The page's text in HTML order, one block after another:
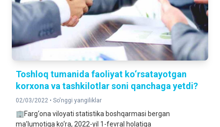
Toshloq tumanida faoliyat ko‘rsatayotgan
korxona va tashkilotlar soni qanchaga yetdi?
02/03/2022 • So'nggi yangiliklar
🏢Farg‘ona viloyati statistika boshqarmasi bergan
ma’lumotiga ko‘ra, 2022-yil 1-fevral holatiga